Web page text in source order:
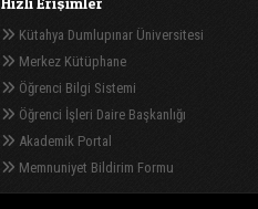
Kütahya Dumlupınar Üniversitesi
Merkez Kütüphane
Öğrenci Bilgi Sistemi
Öğrenci İşleri Daire Başkanlığı
Akademik Portal
Memnuniyet Bildirim Formu